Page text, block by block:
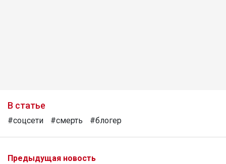
В статье
#соцсети #смерть #блогер
Предыдущая новость